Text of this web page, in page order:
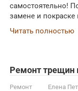
самостоятельно!
замене и покраске
Читать полностью
Ремонт трещин
Ремонт Елена